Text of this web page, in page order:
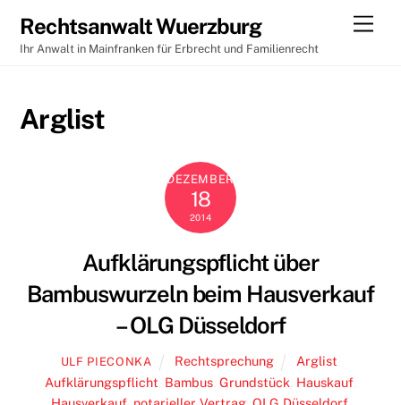
content
Rechtsanwalt Wuerzburg
Ihr Anwalt in Mainfranken für Erbrecht und Familienrecht
Arglist
DEZEMBER
18
2014
Aufklärungspflicht über
Bambuswurzeln beim Hausverkauf
– OLG Düsseldorf
ULF PIECONKA Rechtsprechung Arglist
Aufklärungspflicht Bambus Grundstück Hauskauf